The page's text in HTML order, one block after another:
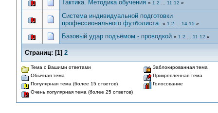
Тактика. Методика обучения « 1 2 11 12 »
Система индивидуальной подготовки
профессионального футболиста. « 1 2 14 15 »
Базовый удар подъёмом - проводкой « 1 2 11 12 »
Страниц: [1] 2
Тема с Вашими ответами
Обычная тема
Популярная тема (более 15 ответов)
Очень популярная тема (более 25 ответов)
Заблокированная тема
Прикрепленная тема
Голосование